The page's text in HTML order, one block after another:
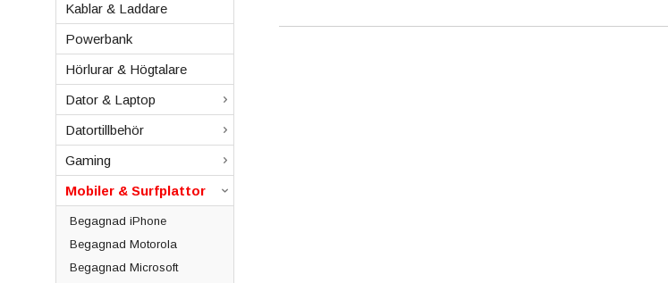
Kablar & Laddare
Powerbank
Hörlurar & Högtalare
Dator & Laptop
Datortillbehör
Gaming
Mobiler & Surfplattor
Begagnad iPhone
Begagnad Motorola
Begagnad Microsoft